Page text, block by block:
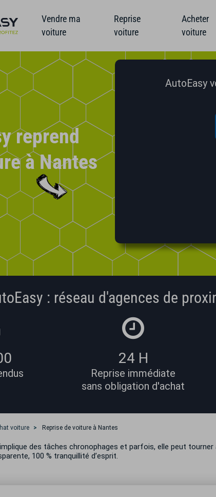
Vendre ma
voiture
Reprise
voiture
Acheter
voiture
reprend
à Nantes
AutoEasy
: réseau d'agences de
24 H
Reprise immédiate
sans obligation d'achat
voiture Reprise de voiture à Nantes
des tâches chronophages et parfois, elle peut
100 % tranquillité d’esprit.